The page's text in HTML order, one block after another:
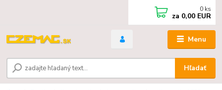
Menu
Hľadať
0 ks
za 0,00 EUR